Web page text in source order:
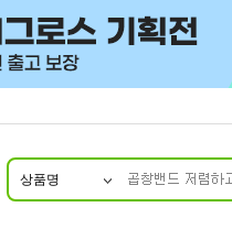
상품명